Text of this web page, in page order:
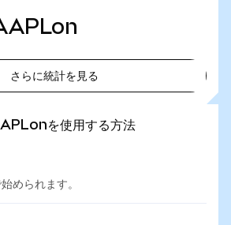
さらに統計を見る
を使用する方法
められます。